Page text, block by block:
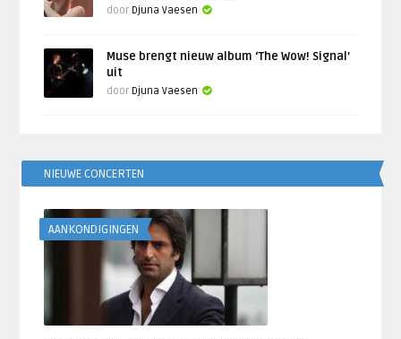
door Djuna Vaesen
Muse brengt nieuw album ‘The Wow! Signal’
uit
door Djuna Vaesen
NIEUWE CONCERTEN
AANKONDIGINGEN